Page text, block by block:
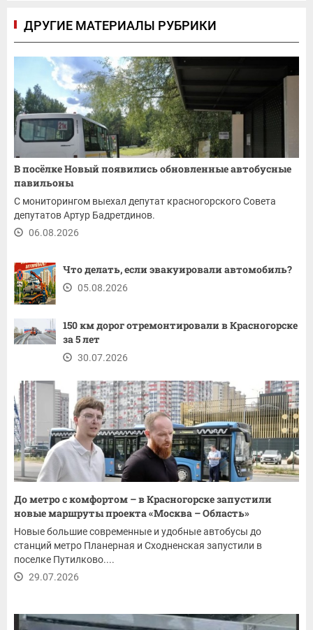
ДРУГИЕ МАТЕРИАЛЫ РУБРИКИ
В посёлке Новый появились обновленные автобусные
павильоны
С мониторингом выехал депутат красногорского Совета
депутатов Артур Бадретдинов.
06.08.2026
Что делать, если эвакуировали автомобиль?
05.08.2026
150 км дорог отремонтировали в Красногорске
за 5 лет
30.07.2026
До метро с комфортом – в Красногорске запустили
новые маршруты проекта «Москва – Область»
Новые большие современные и удобные автобусы до
станций метро Планерная и Сходненская запустили в
поселке Путилково....
29.07.2026